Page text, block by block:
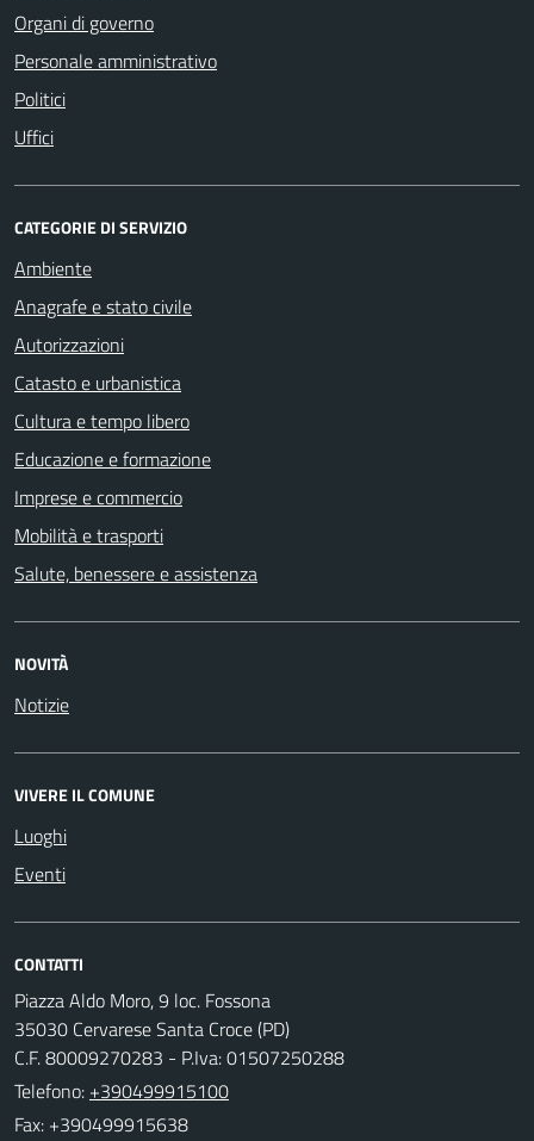
Organi di governo
Personale amministrativo
Politici
Uffici
CATEGORIE DI SERVIZIO
Ambiente
Anagrafe e stato civile
Autorizzazioni
Catasto e urbanistica
Cultura e tempo libero
Educazione e formazione
Imprese e commercio
Mobilità e trasporti
Salute, benessere e assistenza
NOVITÀ
Notizie
VIVERE IL COMUNE
Luoghi
Eventi
CONTATTI
Piazza Aldo Moro, 9 loc. Fossona
35030 Cervarese Santa Croce (PD)
C.F. 80009270283 - P.Iva: 01507250288
Telefono: +390499915100
Fax: +390499915638